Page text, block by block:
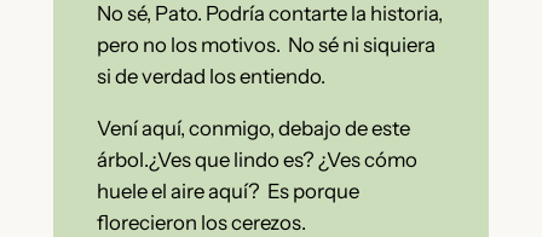
No sé, Pato. Podría contarte la historia,
pero no los motivos. No sé ni siquiera
si de verdad los entiendo.
Vení aquí, conmigo, debajo de este
árbol.¿Ves que lindo es? ¿Ves cómo
huele el aire aquí? Es porque
florecieron los cerezos.